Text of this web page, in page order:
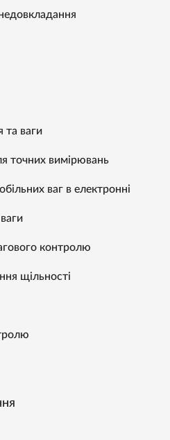
та ваги
точних вимірювань
ваг в електронні
контролю
щільності